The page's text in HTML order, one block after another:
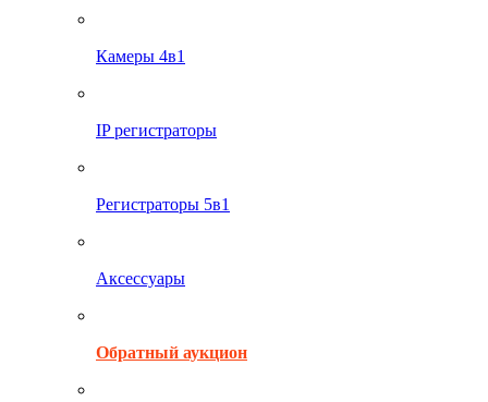
Камеры 4в1
IP регистраторы
Регистраторы 5в1
Аксессуары
Обратный аукцион